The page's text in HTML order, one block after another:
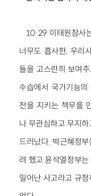
10·29 이태원참사
너무도 흡사한, 우리
들을 고스란히 보여
수습에서 국가기능
전을 지키는 책무를
나 무관심하고 무지
드러났다. 박근혜정
려 했고 윤석열정부
일어난 사고라고 규